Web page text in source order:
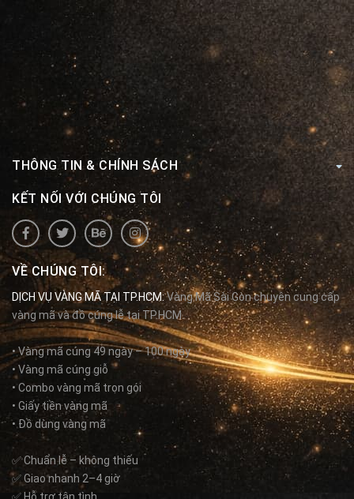
THÔNG TIN & CHÍNH SÁCH
KẾT NỐI VỚI CHÚNG TÔI
VỀ CHÚNG TÔI:
DỊCH VỤ VÀNG MÃ TẠI TP.HCM: Vàng Mã Sài Gòn chuyên cung cấp
vàng mã và đồ cúng lễ tại TP.HCM.
• Vàng mã cúng 49 ngày – 100 ngày
• Vàng mã cúng giỗ
• Combo vàng mã trọn gói
• Giấy tiền vàng mã
• Đồ dùng vàng mã
✅ Chuẩn lễ – không thiếu
✅ Giao nhanh 2–4 giờ
✅ Hỗ trợ tận tình